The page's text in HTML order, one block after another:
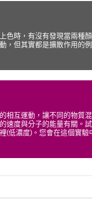
色時，有沒有發現當兩種
，但其實都是擴散作用的例
相互運動，讓不同的物質
速度與分子的能量有關。
(低濃度)。您會在這個實